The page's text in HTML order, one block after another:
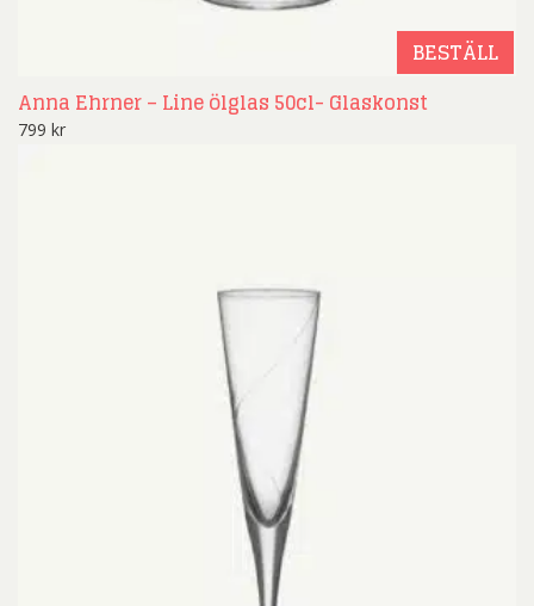
BESTÄLL
Anna Ehrner – Line ölglas 50cl- Glaskonst
799 kr